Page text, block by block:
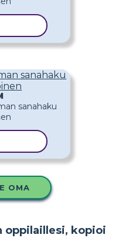
sanahaku
OMA
oppilaillesi, kopioi